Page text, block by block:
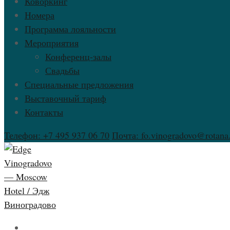
Номера
Программа лояльности
Мероприятия
Конференц-залы
Свадьбы
Специальные предложения
Выставочный тариф
Контакты
Телефон: +7 495 937 06 70 Почта: